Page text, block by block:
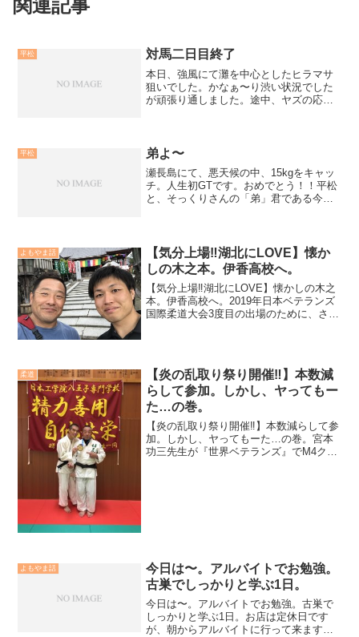
関連記事
平松 対馬二日目終了
本日、強風にて灘を中心としたヒラマサ
狙いでした。かなぁ〜り渋い状況でした
が頑張り通しました。途中、ヤズの応酬
ヒラマサを狙っている...
平松 弟よ〜
瀬長島にて、悪天候の中、15kgをキャッ
チ。人生初GTです。おめでとう！！平松
と、そっくりさんの「弟」君である今泉
よもやま話
【気分上場‼️湖北にLOVE】懐か
しの木之本。伊香高校へ。
【気分上場‼️湖北にLOVE】懐かしの木之
本。伊香高校へ。2019年日本ベテランズ
国際柔道大会3度目の出場のために、さて
柔道
【炎の乱取り祭り開催‼️】本数減
らして参加。しかし、ヤってもー
た…の巻。
【炎の乱取り祭り開催‼️】本数減らして参
加。しかし、ヤってもーた…の巻。宮本
功三先生が『世界ベテランズ』でM4クラ
よもやま話
今日は〜。アルバイトでお勉強。
古巣でしっかりと学ぶ1日。
今日は〜。アルバイトでお勉強。古巣で
しっかりと学ぶ1日。お店は定休日です
が、朝からアルバイトに行って来ます。